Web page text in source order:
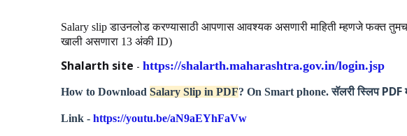
Salary slip डाउनलोड करण्यासाठी आपणास आवश्यक असणारी माहिती म्हणजे फक्त तुमचा
खाली असणारा 13 अंकी ID)
Shalarth site - https://shalarth.maharashtra.gov.in/login.jsp
How to Download Salary Slip in PDF? On Smart phone.सॅलरी स्लिप
Link - https://youtu.be/aN9aEYhFaVw